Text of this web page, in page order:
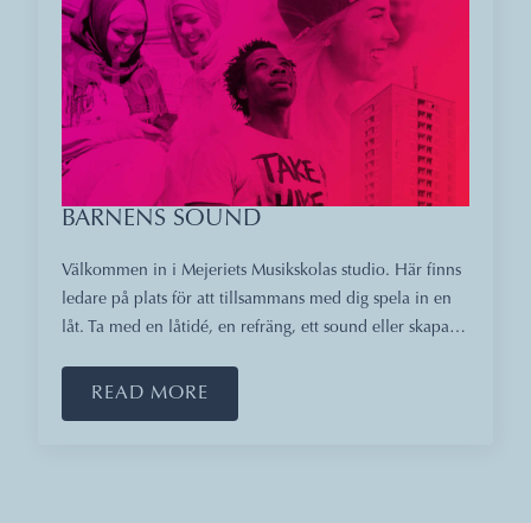
BARNENS SOUND
Välkommen in i Mejeriets Musikskolas studio. Här finns
ledare på plats för att tillsammans med dig spela in en
låt. Ta med en låtidé, en refräng, ett sound eller skapa…
READ MORE